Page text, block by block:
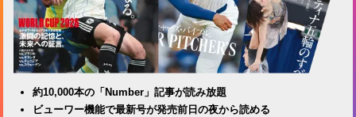
約10,000本の「Number」記事が読み放題
ビューワー機能で最新号が発売前日の夜から読める